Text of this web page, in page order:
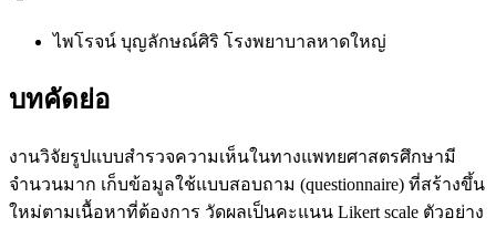
ไพโรจน์ บุญลักษณ์ศิริ โรงพยาบาลหาดใหญ่
บทคัดย่อ
งานวิจัยรูปแบบสำรวจความเห็นในทางแพทยศาสตรศึกษามี
จำนวนมาก เก็บข้อมูลใช้แบบสอบถาม (questionnaire) ที่สร้างขึ้น
ใหม่ตามเนื้อหาที่ต้องการ วัดผลเป็นคะแนน Likert scale ตัวอย่าง